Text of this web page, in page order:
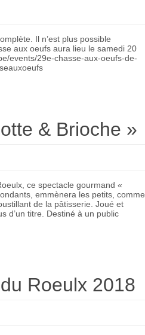
Il n’est plus possible
aux oeufs aura lieu le samedi 20
events/29e-chasse-aux-oeufs-de-
& Brioche »
ce spectacle gourmand «
emmènera les petits, comme
de la pâtisserie. Joué et
d’un titre. Destiné à un public
Roeulx 2018